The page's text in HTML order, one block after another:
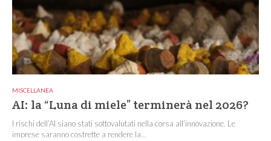
MISCELLANEA
AI: la “Luna di miele” terminerà nel 2026?
I rischi dell’AI siano stati sottovalutati nella corsa all’innovazione. Le
imprese saranno costrette a rendere la...